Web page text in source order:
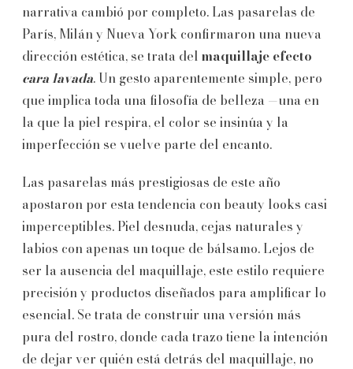
narrativa cambió por completo. Las pasarelas de
París, Milán y Nueva York confirmaron una nueva
dirección estética, se trata del maquillaje efecto
cara lavada. Un gesto aparentemente simple, pero
que implica toda una filosofía de belleza —una en
la que la piel respira, el color se insinúa y la
imperfección se vuelve parte del encanto.
Las pasarelas más prestigiosas de este año
apostaron por esta tendencia con beauty looks casi
imperceptibles. Piel desnuda, cejas naturales y
labios con apenas un toque de bálsamo. Lejos de
ser la ausencia del maquillaje, este estilo requiere
precisión y productos diseñados para amplificar lo
esencial. Se trata de construir una versión más
pura del rostro, donde cada trazo tiene la intención
de dejar ver quién está detrás del maquillaje, no